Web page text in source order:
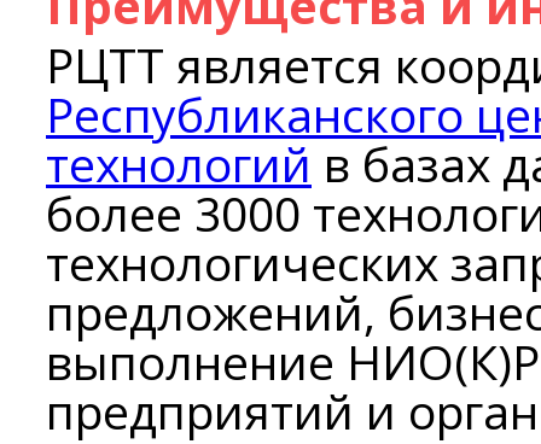
РЦТТ является
Республиканского
технологий в базах
более 3000
технологических
предложений,
выполнение НИО(К)Р
предприятий и